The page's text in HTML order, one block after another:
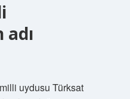
uydusu Türksat